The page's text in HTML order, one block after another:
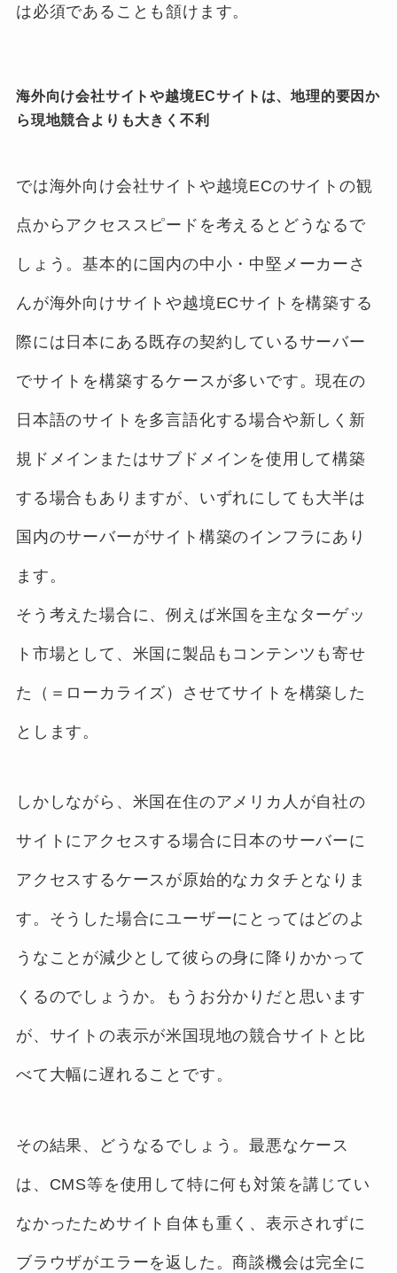
は必須であることも頷けます。
海外向け会社サイトや越境ECサイトは、地理的要因か
ら現地競合よりも大きく不利
では海外向け会社サイトや越境ECのサイトの観
点からアクセススピードを考えるとどうなるで
しょう。基本的に国内の中小・中堅メーカーさ
んが海外向けサイトや越境ECサイトを構築する
際には日本にある既存の契約しているサーバー
でサイトを構築するケースが多いです。現在の
日本語のサイトを多言語化する場合や新しく新
規ドメインまたはサブドメインを使用して構築
する場合もありますが、いずれにしても大半は
国内のサーバーがサイト構築のインフラにあり
ます。
そう考えた場合に、例えば米国を主なターゲッ
ト市場として、米国に製品もコンテンツも寄せ
た（＝ローカライズ）させてサイトを構築した
とします。
しかしながら、米国在住のアメリカ人が自社の
サイトにアクセスする場合に日本のサーバーに
アクセスするケースが原始的なカタチとなりま
す。そうした場合にユーザーにとってはどのよ
うなことが減少として彼らの身に降りかかって
くるのでしょうか。もうお分かりだと思います
が、サイトの表示が米国現地の競合サイトと比
べて大幅に遅れることです。
その結果、どうなるでしょう。最悪なケース
は、CMS等を使用して特に何も対策を講じてい
なかったためサイト自体も重く、表示されずに
ブラウザがエラーを返した。商談機会は完全に